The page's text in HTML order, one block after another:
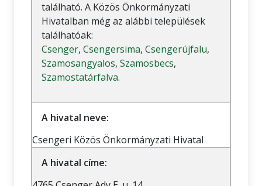
található. A Közös Önkormányzati
Hivatalban még az alábbi települések
találhatóak:
Csenger, Csengersima, Csengerújfalu,
Szamosangyalos, Szamosbecs,
Szamostatárfalva.
A hivatal neve:
Csengeri Közös Önkormányzati Hivatal
A hivatal címe: